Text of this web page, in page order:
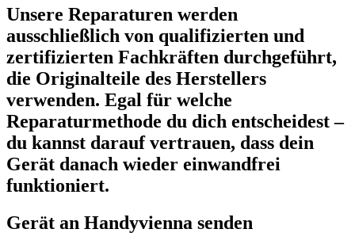
Unsere Reparaturen werden
ausschließlich von qualifizierten und
zertifizierten Fachkräften durchgeführt,
die Originalteile des Herstellers
verwenden. Egal für welche
Reparaturmethode du dich entscheidest –
du kannst darauf vertrauen, dass dein
Gerät danach wieder einwandfrei
funktioniert.
Gerät an Handyvienna senden